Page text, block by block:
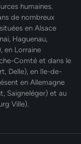
humaines.
de nombreux
en Alsace
Haguenau,
en Lorraine
Comté et dans le
Delle), en Ile-de-
en Allemagne
Saigneléger) et au
Ville).